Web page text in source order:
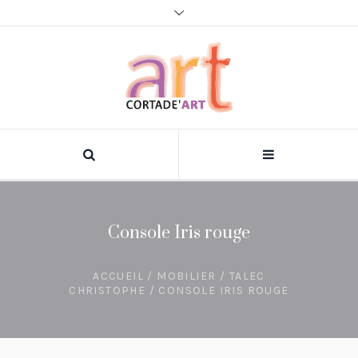
Console Iris rouge
ACCUEIL / MOBILIER / TALEC
CHRISTOPHE / CONSOLE IRIS ROUGE